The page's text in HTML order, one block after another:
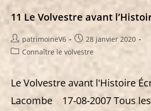
11 Le Volvestre avant
Auteur/autrice
de
publication :
patrimoineV6
Publication
publiée :
28 janvier 2020
PostConnaître le volvestre
Le Volvestre avant l'Histoire
Lacombe 17-08-2007 Tous